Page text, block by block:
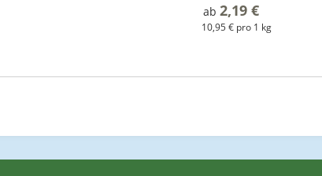
ab 2,19 €
10,95 € pro 1 kg